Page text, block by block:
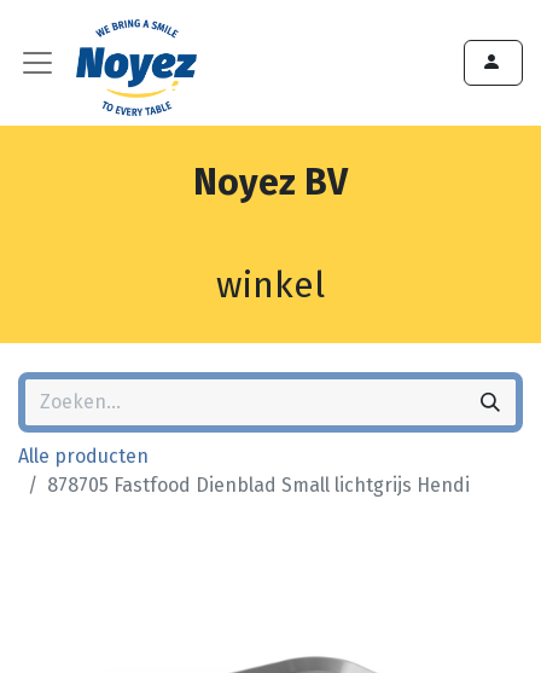
Noyez BV
winkel
Alle producten
878705 Fastfood Dienblad Small lichtgrijs Hendi